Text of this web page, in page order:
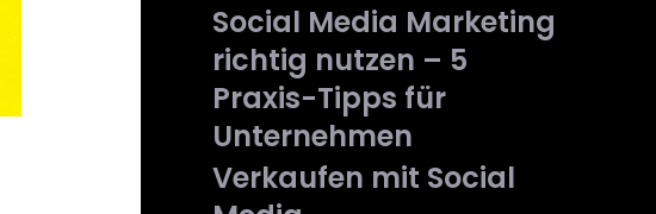
Social Media Marketing
richtig nutzen – 5
Praxis-Tipps für
Unternehmen
Verkaufen mit Social